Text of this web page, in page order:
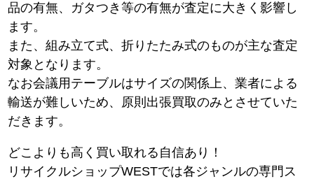
品の有無、ガタつき等の有無が査定に大きく影響し
ます。
また、組み立て式、折りたたみ式のものが主な査定
対象となります。
なお会議用テーブルはサイズの関係上、業者による
輸送が難しいため、原則出張買取のみとさせていた
だきます。
どこよりも高く買い取れる自信あり！
リサイクルショップWESTでは各ジャンルの専門ス